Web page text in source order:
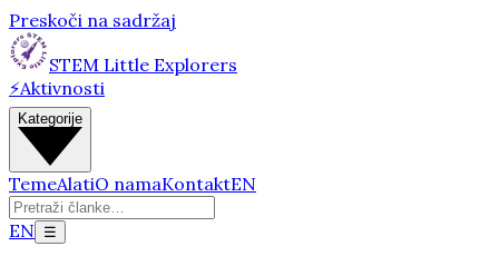
Preskoči na sadržaj
STEM Little Explorers
⚡Aktivnosti
Kategorije
TemeAlatiO namaKontaktEN
EN ☰